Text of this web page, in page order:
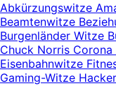
Abkürzungswitze
Beamtenwitze
Burgenländer Witze
Chuck Norris Corona
Eisenbahnwitze
Gaming-Witze